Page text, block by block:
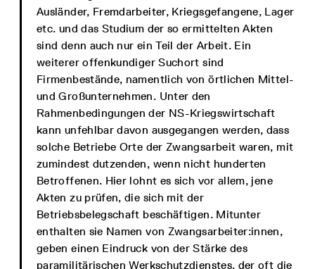
Ausländer, Fremdarbeiter, Kriegsgefangene, Lager
etc. und das Studium der so ermittelten Akten
sind denn auch nur ein Teil der Arbeit. Ein
weiterer offenkundiger Suchort sind
Firmenbestände, namentlich von örtlichen Mittel-
und Großunternehmen. Unter den
Rahmenbedingungen der NS-Kriegswirtschaft
kann unfehlbar davon ausgegangen werden, dass
solche Betriebe Orte der Zwangsarbeit waren, mit
zumindest dutzenden, wenn nicht hunderten
Betroffenen. Hier lohnt es sich vor allem, jene
Akten zu prüfen, die sich mit der
Betriebsbelegschaft beschäftigen. Mitunter
enthalten sie Namen von Zwangsarbeiter:innen,
geben einen Eindruck von der Stärke des
paramilitärischen Werkschutzdienstes, der oft die